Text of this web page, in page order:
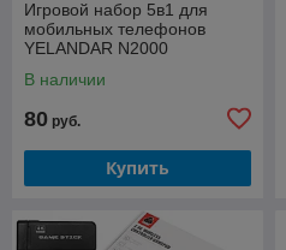
Игровой набор 5в1 для
мобильных телефонов
YELANDAR N2000
В наличии
80 руб.
Купить